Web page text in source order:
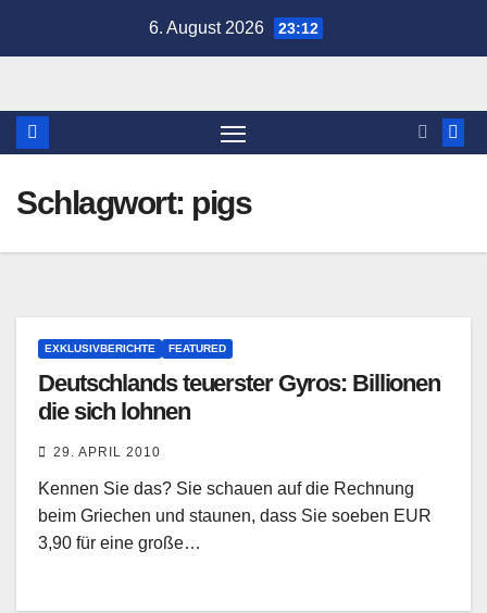
6. August 2026 23:12
Schlagwort: pigs
EXKLUSIVBERICHTE FEATURED
Deutschlands teuerster Gyros: Billionen
die sich lohnen
29. APRIL 2010
Kennen Sie das? Sie schauen auf die Rechnung
beim Griechen und staunen, dass Sie soeben EUR
3,90 für eine große…